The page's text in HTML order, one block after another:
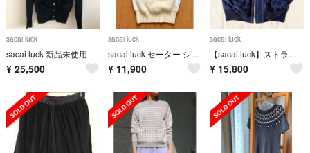
sacai luck
sacai luck 新品未使用
¥ 25,500
sacai luck
sacai luck セーター シャツ ドッキング チルデン
¥ 11,900
sacai luck
【sacai luck】ストライプブルゾン
¥ 15,800